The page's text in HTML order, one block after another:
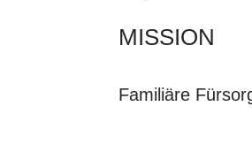
MISSION
Familiäre